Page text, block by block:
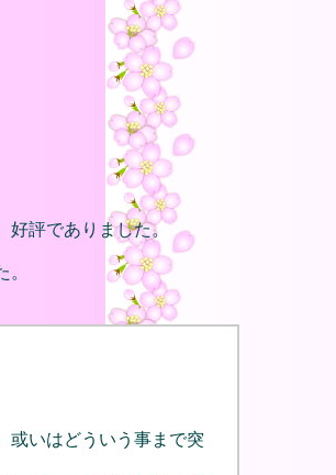
好評でありました。
或いはどういう事まで突